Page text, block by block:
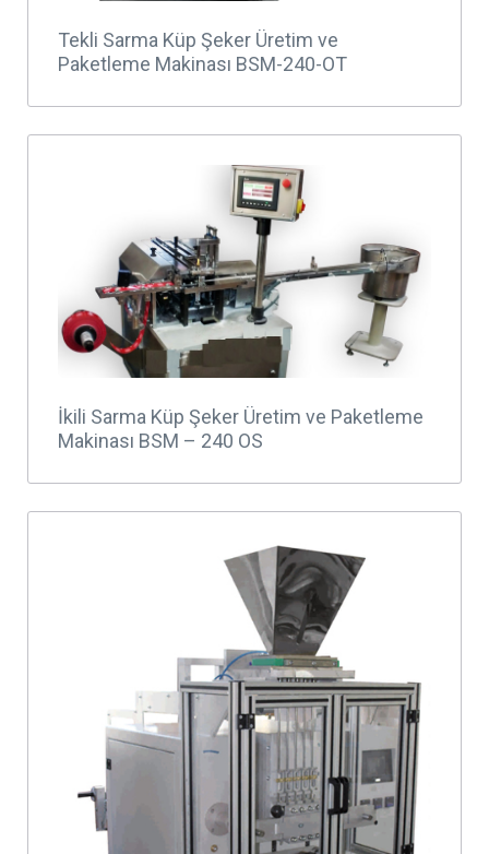
Tekli Sarma Küp Şeker Üretim ve
Paketleme Makinası BSM-240-OT
İkili Sarma Küp Şeker Üretim ve Paketleme
Makinası BSM – 240 OS